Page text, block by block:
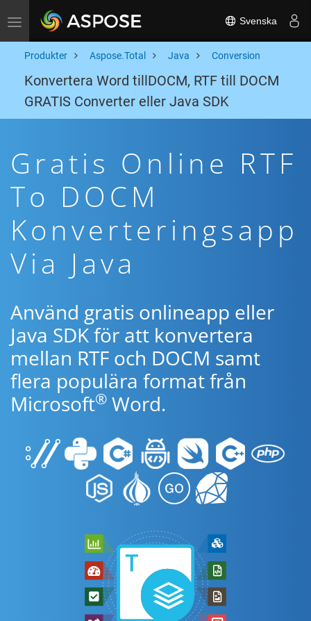
Toggle navigation Svenska
Produkter Aspose.Total Java Conversion
Konvertera Word tillDOCM, RTF till DOCM
GRATIS Converter eller Java SDK
Gratis Online RTF
To DOCM
Konverteringsapp
Via Java
Använd gratis onlineapp eller
Java SDK för att konvertera
mellan RTF och DOCM samt
flera populära format från
Microsoft® Word.